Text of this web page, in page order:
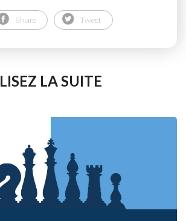
Share Tweet
LISEZ LA SUITE